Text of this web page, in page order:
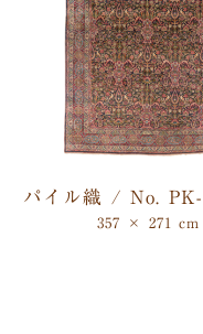
パイル織 / No. PK-
357 × 271 cm